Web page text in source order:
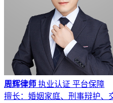
周辉律师 执业认证 平台保障
擅长：婚姻家庭、刑事辩护、